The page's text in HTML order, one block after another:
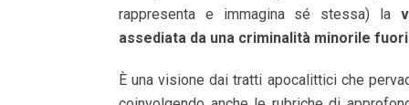
rappresenta e immagina sé stessa) la
assediata da una criminalità minorile
È una visione dai tratti apocalittici che